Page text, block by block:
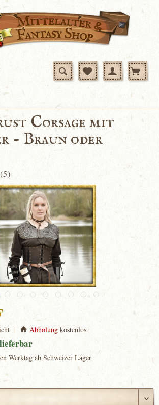
Corsage mit
- Braun oder
(5)
| Abholung kostenlos
Werktag ab Schweizer Lager